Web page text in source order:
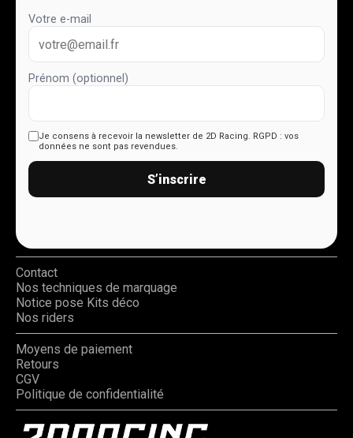
Votre e-mail
Prénom (optionnel)
Je consens à recevoir la newsletter de 2D Racing. RGPD : vos
données ne sont pas revendues.
S’inscrire
Contact
Nos techniques de marquage
Notice pose Kits déco
Nos riders
Moyens de paiement
Retours
CGV
Politique de confidentialité